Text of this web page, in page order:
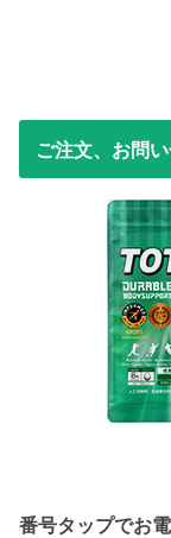
ご注文、お問
番号タップでお